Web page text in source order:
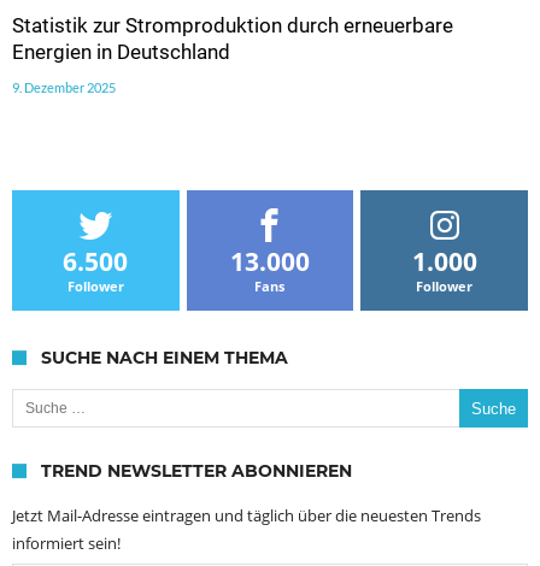
Statistik zur Stromproduktion durch erneuerbare
Energien in Deutschland
9. Dezember 2025
6.500
Follower
13.000
Fans
1.000
Follower
SUCHE NACH EINEM THEMA
Suche nach:
TREND NEWSLETTER ABONNIEREN
Jetzt Mail-Adresse eintragen und täglich über die neuesten Trends
informiert sein!